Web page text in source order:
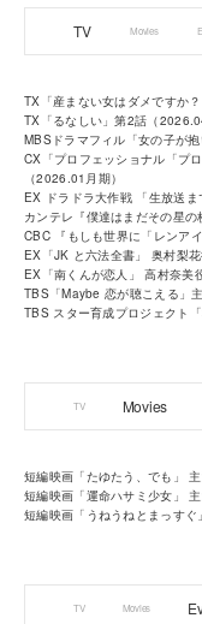
TV Movies
TX「産まない女はダメですか
TX「るなしい」第2話（
MBSドラマフィル「女の子が
CX「プロフェッショナル「プ
（2026.01月期）
EX ドラドラ大作戦 「生放送
カンテレ『僕達はまだその星
CBC 『もしも世界に「レンア
EX「JK と六法全書」 奥村梨
EX「南くんが恋人」 高村奈美
TBS「Maybe 恋が聴こえる」
TBS スター育成プロジェクト
TV Movies
短編映画「たゆたう、でも」
短編映画「運命ハサミ少女」
短編映画「うねうねとまっすぐ
TV Movies